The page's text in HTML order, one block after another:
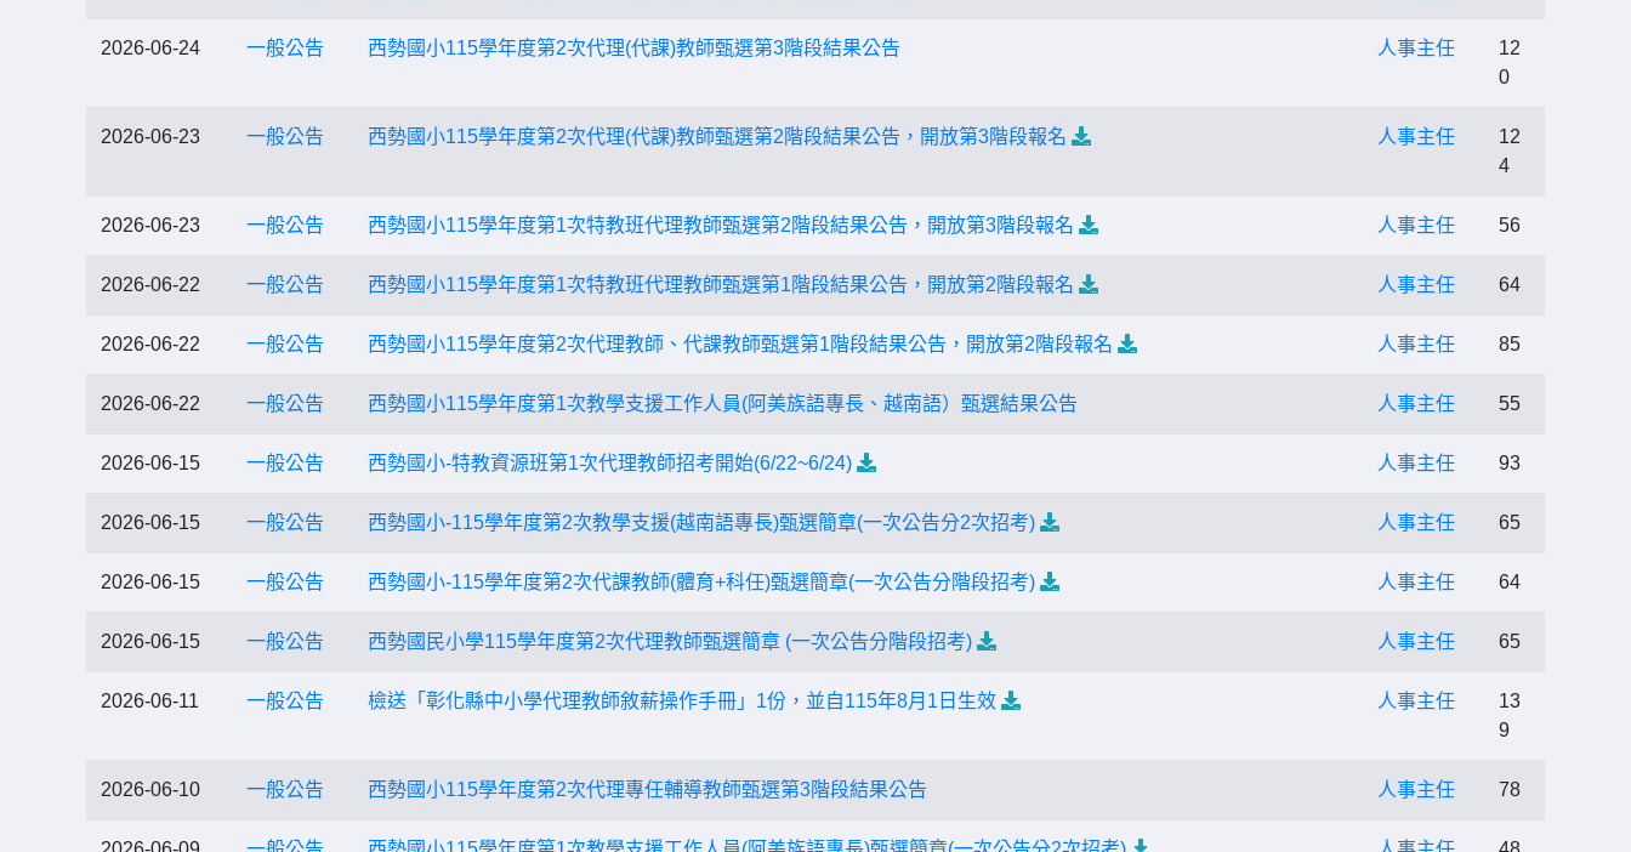
2026-06-24 一般公告 西勢國小115學年度第2次代理(代課)教師甄選第3階段結果公告 人事主任
12
0
2026-06-23 一般公告 西勢國小115學年度第2次代理(代課)教師甄選第2階段結果公告，開放第3階段報名 人事主任
12
4
2026-06-23 一般公告 西勢國小115學年度第1次特教班代理教師甄選第2階段結果公告，開放第3階段報名 人事主任 56
2026-06-22 一般公告 西勢國小115學年度第1次特教班代理教師甄選第1階段結果公告，開放第2階段報名 人事主任 64
2026-06-22 一般公告 西勢國小115學年度第2次代理教師、代課教師甄選第1階段結果公告，開放第2階段報名 人事主任 85
2026-06-22 一般公告 西勢國小115學年度第1次教學支援工作人員(阿美族語專長、越南語）甄選結果公告 人事主任 55
2026-06-15 一般公告 西勢國小-特教資源班第1次代理教師招考開始(6/22~6/24) 人事主任 93
2026-06-15 一般公告 西勢國小-115學年度第2次教學支援(越南語專長)甄選簡章(一次公告分2次招考) 人事主任 65
2026-06-15 一般公告 西勢國小-115學年度第2次代課教師(體育+科任)甄選簡章(一次公告分階段招考) 人事主任 64
2026-06-15 一般公告 西勢國民小學115學年度第2次代理教師甄選簡章 (一次公告分階段招考) 人事主任 65
2026-06-11 一般公告 檢送「彰化縣中小學代理教師敘薪操作手冊」1份，並自115年8月1日生效 人事主任
13
9
2026-06-10 一般公告 西勢國小115學年度第2次代理專任輔導教師甄選第3階段結果公告 人事主任 78